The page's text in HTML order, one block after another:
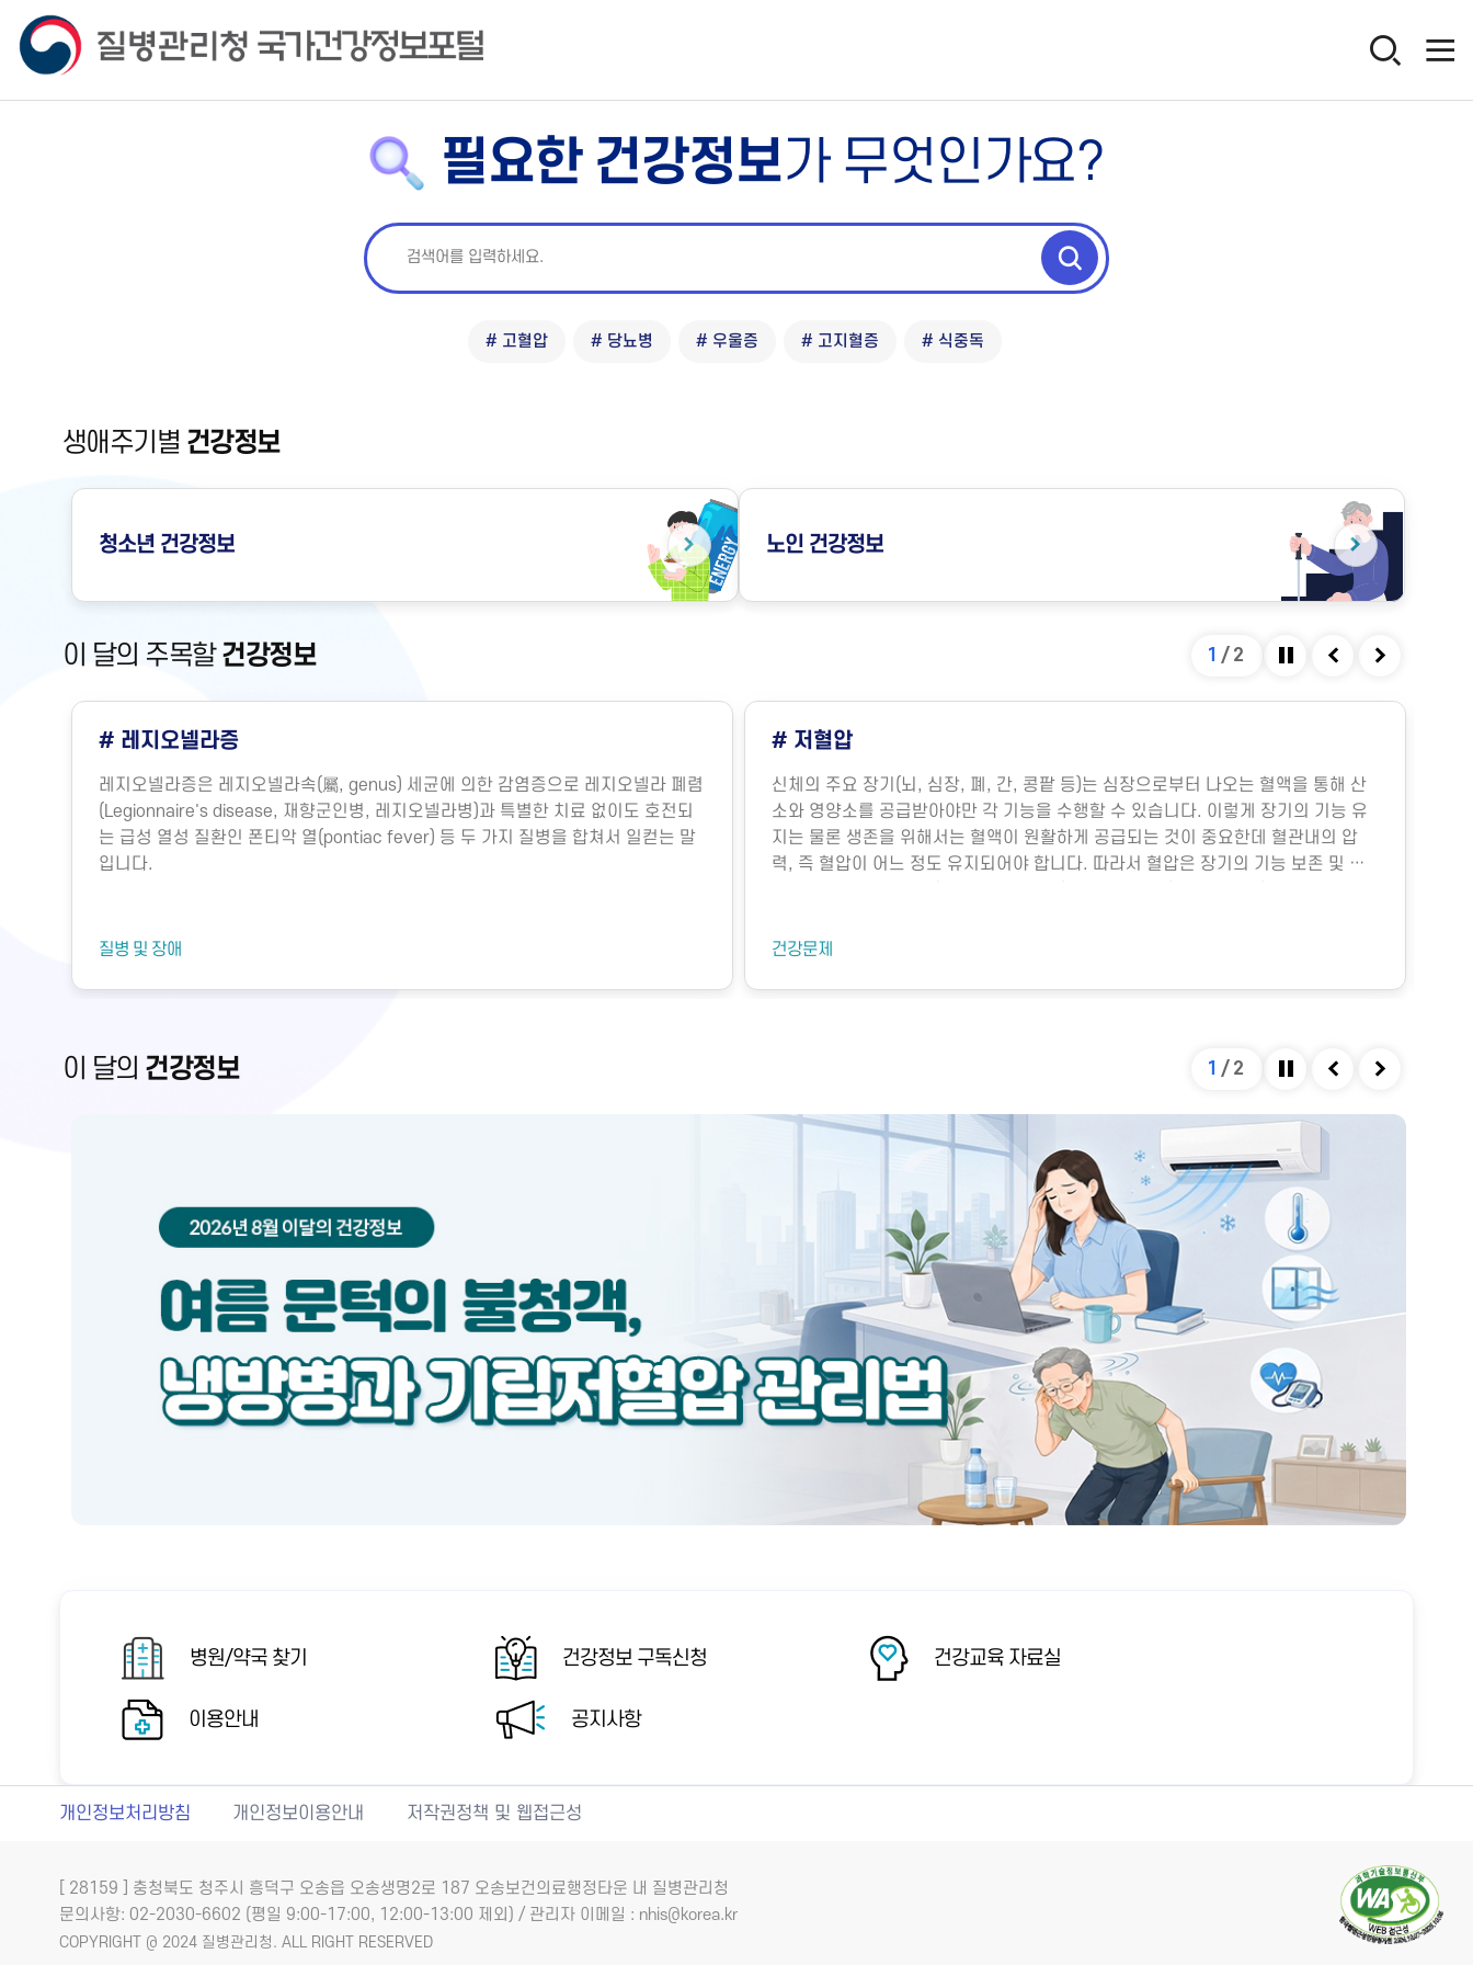
필요한 건강정보가 무엇인가요?
# 고혈압 # 당뇨병 # 우울증 # 고지혈증 # 식중독
생애주기별 건강정보
청소년 건강정보 노인 건강정보
이 달의 주목할건강정보 1 / 2
# 레지오넬라증
레지오넬라증은 레지오넬라속(屬, genus) 세균에 의한 감염증으로 레지오넬라 폐렴
(Legionnaire's disease, 재향군인병, 레지오넬라병)과 특별한 치료 없이도 호전되
는 급성 열성 질환인 폰티악 열(pontiac fever) 등 두 가지 질병을 합쳐서 일컫는 말
입니다.
질병 및 장애
# 저혈압
신체의 주요 장기(뇌, 심장, 폐, 간, 콩팥 등)는 심장으로부터 나오는 혈액을 통해 산
소와 영양소를 공급받아야만 각 기능을 수행할 수 있습니다. 이렇게 장기의 기능 유
지는 물론 생존을 위해서는 혈액이 원활하게 공급되는 것이 중요한데 혈관내의 압
력, 즉 혈압이 어느 정도 유지되어야 합니다. 따라서 혈압은 장기의 기능 보존 및 생
기능에 의해 내보내는 혈액의 양을 심박출량이라고 하는데, 이는 그림과 같이 여러
금만 변해도 혈압에 큰 영향을 미칩니다. 혈관의 직경은 혈관을 확장시키는 인자와
벗어난 병적인 상태로, 질병의 종류 및 심한 정도에 따라 혈압이 낮아지는 정도가 다
건강문제
이 달의 건강정보 1 / 2
병원/약국 찾기 건강정보 구독신청 건강교육 자료실
이용안내 공지사항
개인정보처리방침 개인정보이용안내 저작권정책 및 웹접근성
[ 28159 ] 충청북도 청주시 흥덕구 오송읍 오송생명2로 187 오송보건의료행정타운 내 질병관리청
문의사항: 02-2030-6602 (평일 9:00-17:00, 12:00-13:00 제외) / 관리자 이메일 : nhis@korea.kr
COPYRIGHT @ 2024 질병관리청. ALL RIGHT RESERVED